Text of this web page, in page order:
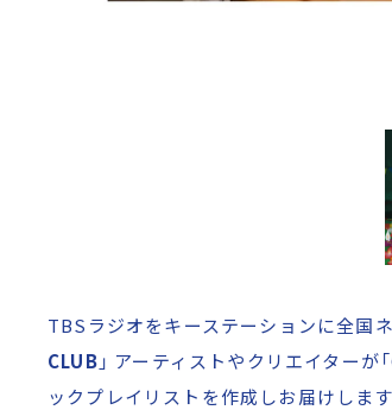
TBSラジオをキーステーションに全国
CLUB 」 アーティストやクリエイター
ックプレイリストを作成しお届けします